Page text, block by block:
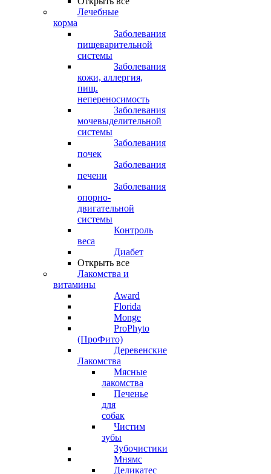
Лечебные
корма
Заболевания
пищеварительной
системы
Заболевания
кожи, аллергия,
пищ.
непереносимость
Заболевания
мочевыделительной
системы
Заболевания
почек
Заболевания
печени
Заболевания
опорно-
двигательной
системы
Контроль
веса
Диабет
Открыть все
Лакомства и
витамины
Award
Florida
Monge
ProPhyto
(ПроФито)
Деревенские
Лакомства
Мясные
лакомства
Печенье
для
собак
Чистим
зубы
Зубочистики
Мнямс
Деликатес